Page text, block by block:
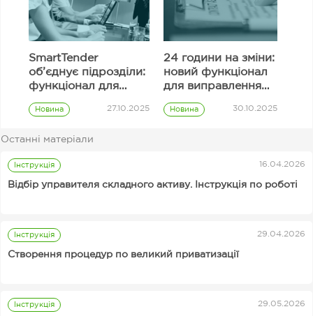
Останні матеріали
Інструкція 16.04.2026
Відбір управителя складного активу. Інструкція по роботі
Інструкція
Інструкції для організаторів аукціонів Prozorro.Продажі
29.04.2026
Створення процедур по великий приватизації
Інструкція 29.05.2026
SmartTender
об’єднує підрозділи:
функціонал для
закупівель
Новина
закупівлі
27.10.2025
24 години на зміни:
новий функціонал
для виправлення
тендерної
Новина 30.10.2025
тендерної
святкує свій
Новина
Постачальник
інвестують в AI —